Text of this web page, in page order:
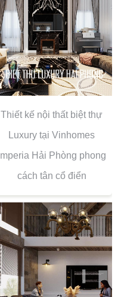
Thiết kế nội thất biệt thự
Luxury tại Vinhomes
Imperia Hải Phòng phong
cách tân cổ điển